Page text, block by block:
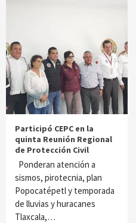
Participó CEPC en la
quinta Reunión Regional
de Protección Civil
Ponderan atención a
sismos, pirotecnia, plan
Popocatépetl y temporada
de lluvias y huracanes
Tlaxcala,…